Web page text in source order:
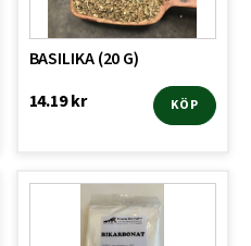
BASILIKA (20 G)
14.19kr KÖP